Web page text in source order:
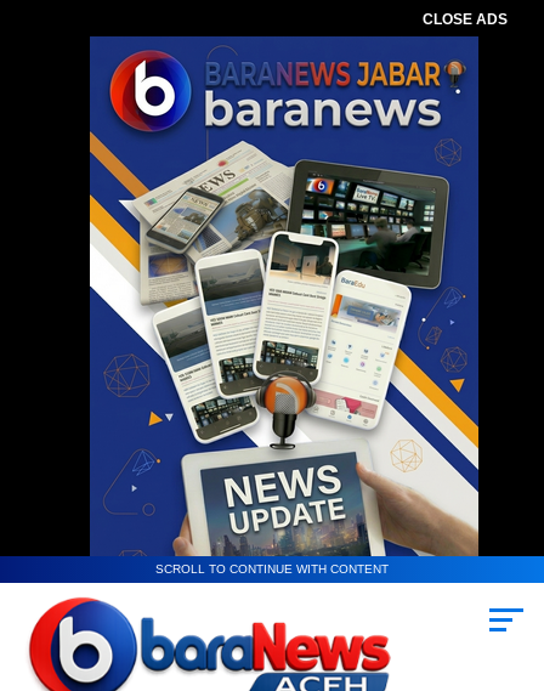
CLOSE ADS
SCROLL TO CONTINUE WITH CONTENT